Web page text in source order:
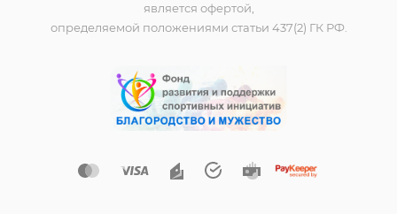
является офертой,
определяемой положениями статьи 437(2) ГК РФ.